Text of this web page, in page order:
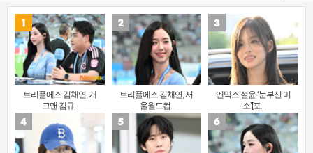
트리플에스 김채연, 개
그맨 김규..
트리플에스 김채연, 서
울월드컵..
엔믹스 설윤 ‘눈부신 미
소’[포..